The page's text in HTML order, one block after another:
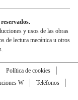
y usos de las obras
de lectura mecánica u otros
Política de cookies
W
Teléfonos